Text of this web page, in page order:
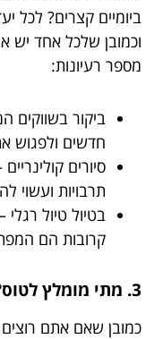
ביומיים קצרים? לכל
וכמובן שלכל אחד יש
מספר רעיונות:
ביקור בשווקים
חדשים ולפגוש
סיורים
תרבויות ועשוי
בטיול טיול
קרובות הם
3. מתי מומלץ לטוס? – עונות והמלצות
כמובן שאם אתם